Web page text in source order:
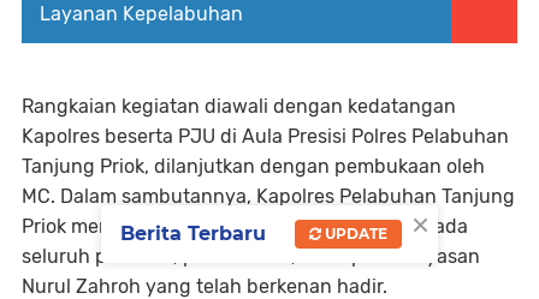
Layanan Kepelabuhan
Rangkaian kegiatan diawali dengan kedatangan
Kapolres beserta PJU di Aula Presisi Polres Pelabuhan
Tanjung Priok, dilanjutkan dengan pembukaan oleh
MC. Dalam sambutannya, Kapolres Pelabuhan Tanjung
Priok menyampaikan ucapan terima kasih kepada
seluruh personel, para Ustadz, serta pihak Yayasan
Nurul Zahroh yang telah berkenan hadir.
×
Berita Terbaru UPDATE